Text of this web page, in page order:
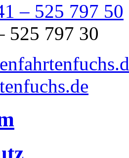
– 525 797 50
525 797 30